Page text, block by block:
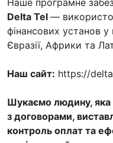
Delta Tel —
фінансових установ у
Євразії, Африки та
Наш сайт: https://
Шукаємо людину, яка
з договорами,
контроль оплат та